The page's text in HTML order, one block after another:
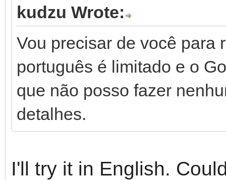
kudzu Wrote:
Vou precisar de você para
português é limitado e o
que não posso fazer
detalhes.
I'll try it in English.